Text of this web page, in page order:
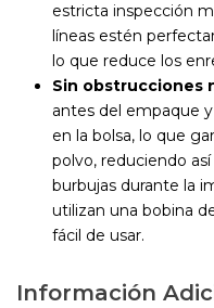
estricta inspección
líneas estén
lo que reduce los
Sin obstrucciones
antes del empaque
en la bolsa, lo que
polvo, reduciendo
burbujas durante la
utilizan una bobina
fácil de usar.
Información